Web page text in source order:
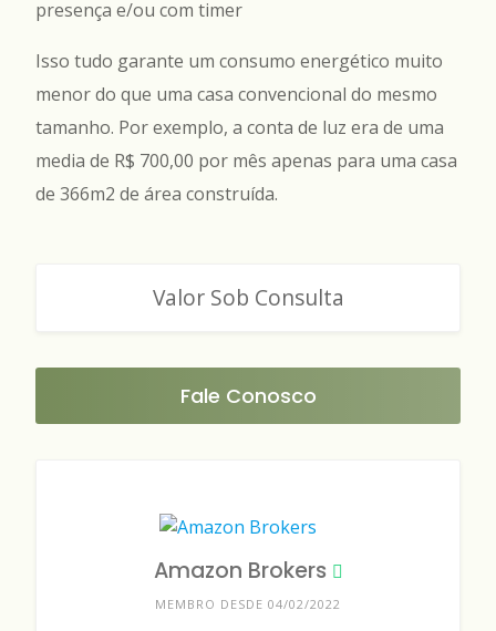
presença e/ou com timer
Isso tudo garante um consumo energético muito
menor do que uma casa convencional do mesmo
tamanho. Por exemplo, a conta de luz era de uma
media de R$ 700,00 por mês apenas para uma casa
de 366m2 de área construída.
Valor Sob Consulta
Fale Conosco
Amazon Brokers
MEMBRO DESDE 04/02/2022